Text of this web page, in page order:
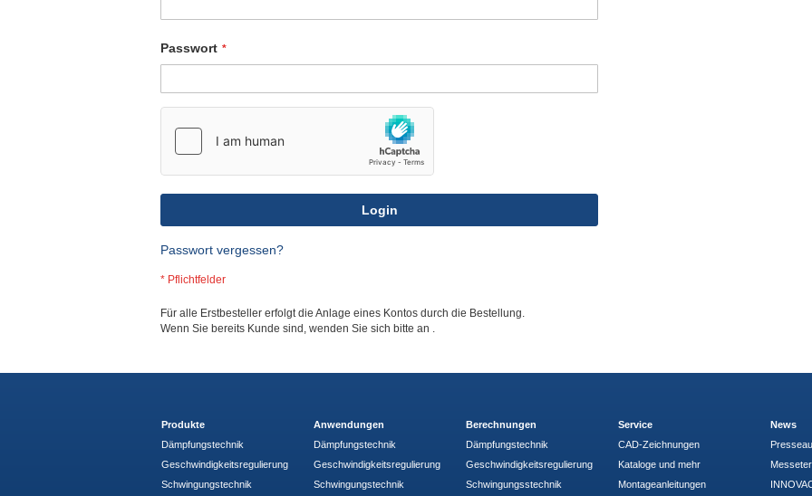
Passwort
Login
Passwort vergessen?
Für alle Erstbesteller erfolgt die Anlage eines Kontos durch die Bestellung.
Wenn Sie bereits Kunde sind, wenden Sie sich bitte an .
Produkte
Dämpfungstechnik
Geschwindigkeitsregulierung
Schwingungstechnik
Anwendungen
Dämpfungstechnik
Geschwindigkeitsregulierung
Schwingungstechnik
Berechnungen
Dämpfungstechnik
Geschwindigkeitsregulierung
Schwingungsstechnik
Service
CAD-Zeichnungen
Kataloge und mehr
Montageanleitungen
News